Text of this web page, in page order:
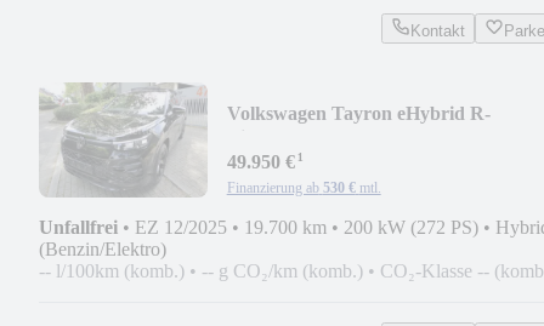
Kontakt
Volkswagen Tayron eHybrid R-
49.950 €¹
Finanzierung ab 530 € mtl.
Unfallfrei • EZ 12/2025 • 19.700 km • 200 kW (272 PS) •
(Benzin/Elektro)
-- l/100km (komb.) • -- g CO₂/km (komb.) • CO₂-Klasse --